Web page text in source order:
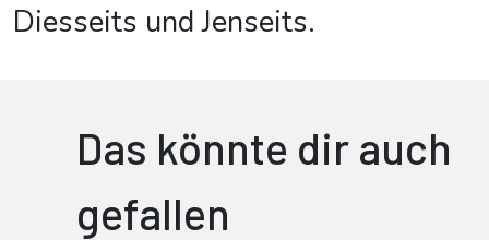
Diesseits und Jenseits.
Das könnte dir auch
gefallen